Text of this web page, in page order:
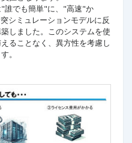
誰でも簡単"に、"高速"か
シミュレーションモデルに反
しました。このシステムを使
ることなく、異方性を考慮し
。